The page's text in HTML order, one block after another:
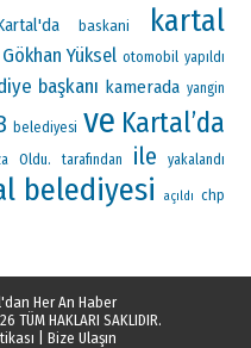
baskani kartal
Gökhan Yüksel otomobil yapıldı
başkanı kamerada yangin
belediyesi ve Kartal’da
Oldu. tarafından ile yakalandı
belediyesi açıldı chp
Her An Haber
TÜM HAKLARI SAKLIDIR.
Bize Ulaşın